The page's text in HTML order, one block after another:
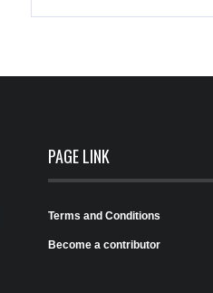
PAGE LINK
Terms and Conditions
Become a contributor